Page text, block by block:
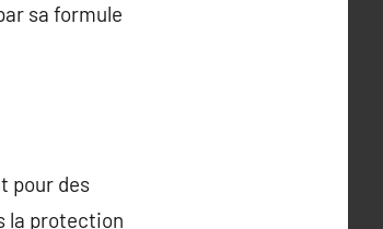
sa formule
pour des
la protection